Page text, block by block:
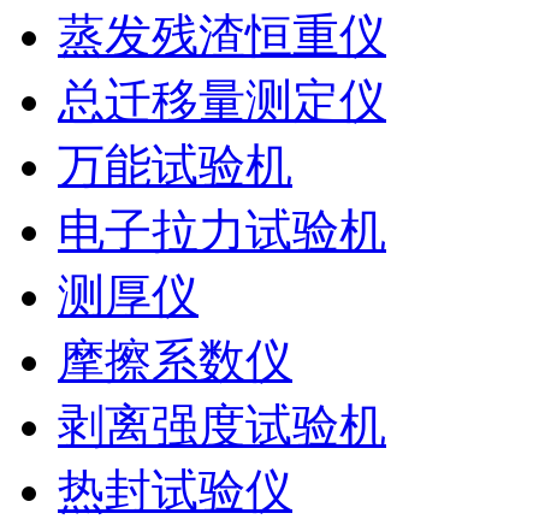
蒸发残渣恒重仪
总迁移量测定仪
万能试验机
电子拉力试验机
测厚仪
摩擦系数仪
剥离强度试验机
热封试验仪